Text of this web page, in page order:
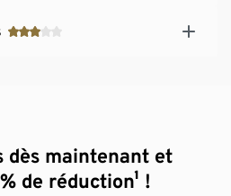
dès maintenant et
de réduction¹ !